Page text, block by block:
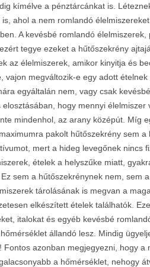
kímélve a pénztárcánkat is.
ahol a nem romlandó
A kevésbé romlandó élelmiszerek,
tegye ezeket a hűtőszekrény
az élelmiszerek, amikor kinyitja és
vajon megváltozik-e egy adott
egyáltalán nem, vagy csak
hogy mennyi élelmiszer
mindenhol, az arany középút. Míg
pakolt hűtőszekrény sem a
mert a hideg levegőnek nincs
ételek a helyszűke miatt,
sem a hűtőszekrénynek nem, sem
tárolásának is megvan a
elkészített ételek találhatók.
italokat és egyéb kevésbé
állandó lesz. Mindig
azonban megjegyezni, hogy a
a hőmérséklet, nehogy